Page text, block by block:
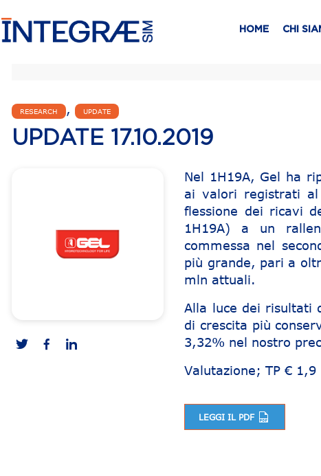
HOME CHI
RESEARCH , UPDATE
UPDATE 17.10.2019
Nel 1H19A, Gel ha
ai valori registrati
flessione dei ricavi
1H19A) a un
commessa nel
più grande, pari a
mln attuali.
Alla luce dei risultati
di crescita più
3,32% nel nostro
Valutazione; TP €
LEGGI IL PDF